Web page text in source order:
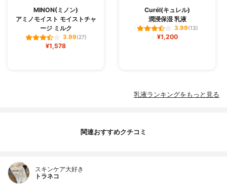
MINON(ミノン)
アミノモイスト モイストチャ
ージ ミルク
3.99(27)
¥1,578
Curél(キュレル)
潤浸保湿 乳液
3.99(13)
¥1,200
乳液ランキングをもっと見る
関連おすすめクチコミ
スキンケア大好き
トラネコ